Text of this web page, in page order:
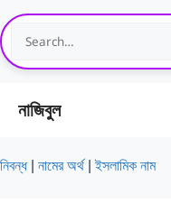
এড়িেয়
লেখায়
যান
নাজিবুল
নিবন্ধ| নামের অর্থ |ইসলামিক নাম